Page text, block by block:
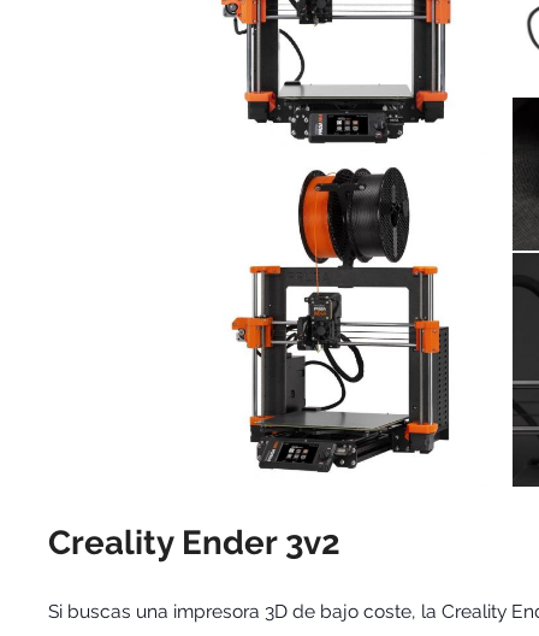
Creality Ender 3v2
Si buscas una impresora 3D de bajo coste, la Creality